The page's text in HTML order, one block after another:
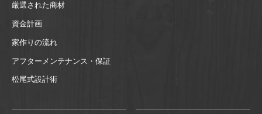
厳選された商材
資金計画
家作りの流れ
アフターメンテナンス・保証
松尾式設計術